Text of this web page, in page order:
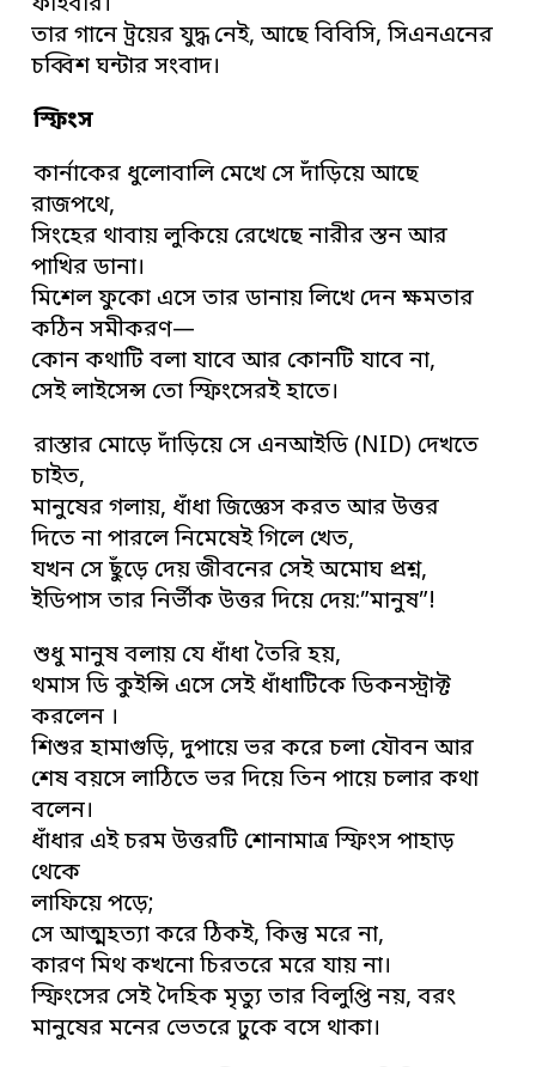
তার গানে ট্রয়ের যুদ্ধ নেই, আছে বিবিসি, সিএনএনের
চব্বিশ ঘন্টার সংবাদ।
স্ফিংস
কার্নাকের ধুলোবালি মেখে সে দাঁড়িয়ে আছে
রাজপথে,
সিংহের থাবায় লুকিয়ে রেখেছে নারীর স্তন আর
পাখির ডানা।
মিশেল ফুকো এসে তার ডানায় লিখে দেন ক্ষমতার
কঠিন সমীকরণ—
কোন কথাটি বলা যাবে আর কোনটি যাবে না,
সেই লাইসেন্স তো স্ফিংসেরই হাতে।
রাস্তার মোড়ে দাঁড়িয়ে সে এনআইডি (NID) দেখতে
চাইত,
মানুষের গলায়, ধাঁধা জিজ্ঞেস করত আর উত্তর
দিতে না পারলে নিমেষেই গিলে খেত,
যখন সে ছুঁড়ে দেয় জীবনের সেই অমোঘ প্রশ্ন,
ইডিপাস তার নির্ভীক উত্তর দিয়ে দেয়:”মানুষ”!
শুধু মানুষ বলায় যে ধাঁধা তৈরি হয়,
থমাস ডি কুইন্সি এসে সেই ধাঁধাটিকে ডিকনস্ট্রাক্ট
করলেন ।
শিশুর হামাগুড়ি, দুপায়ে ভর করে চলা যৌবন আর
শেষ বয়সে লাঠিতে ভর দিয়ে তিন পায়ে চলার কথা
বলেন।
ধাঁধার এই চরম উত্তরটি শোনামাত্র স্ফিংস পাহাড়
থেকে
লাফিয়ে পড়ে;
সে আত্মহত্যা করে ঠিকই, কিন্তু মরে না,
কারণ মিথ কখনো চিরতরে মরে যায় না।
স্ফিংসের সেই দৈহিক মৃত্যু তার বিলুপ্তি নয়, বরং
মানুষের মনের ভেতরে ঢুকে বসে থাকা।